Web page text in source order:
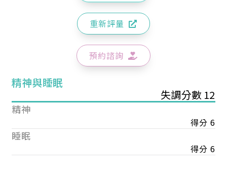
重新評量
預約諮詢
精神與睡眠
失調分數 12
精神
得分 6
睡眠
得分 6